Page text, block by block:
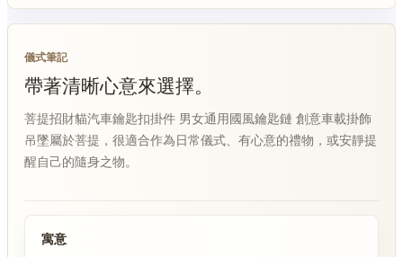
儀式筆記
帶著清晰心意來選擇。
菩提招財貓汽車鑰匙扣掛件 男女通用國風鑰匙鏈 創意車載掛飾
吊墜屬於菩提，很適合作為日常儀式、有心意的禮物，或安靜提
醒自己的隨身之物。
寓意